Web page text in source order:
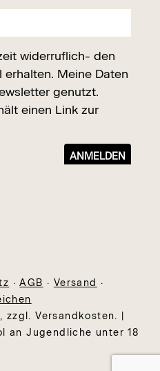
·AGB · Versand ·
Versandkosten. |
an Jugendliche unter 18